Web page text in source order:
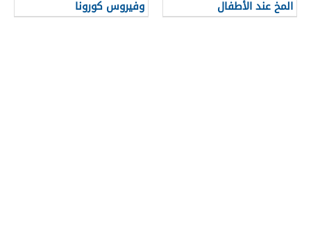
المخ عند الأطفال
وفيروس كورونا